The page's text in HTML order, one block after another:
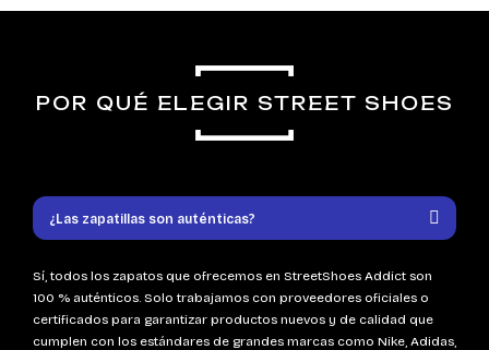
POR QUÉ ELEGIR STREET SHOES
¿Las zapatillas son auténticas?
Sí, todos los zapatos que ofrecemos en StreetShoes Addict son
100 % auténticos. Solo trabajamos con proveedores oficiales o
certificados para garantizar productos nuevos y de calidad que
cumplen con los estándares de grandes marcas como Nike, Adidas,